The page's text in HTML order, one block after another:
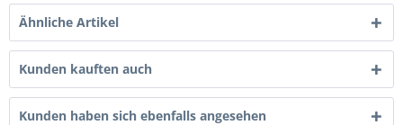
Ähnliche Artikel
Kunden kauften auch
Kunden haben sich ebenfalls angesehen